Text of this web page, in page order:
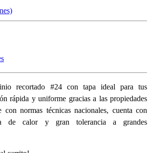
recortado #24 con tapa ideal para tus
rápida y uniforme gracias a las propiedades
con normas técnicas nacionales, cuenta con
de calor y gran tolerancia a grandes